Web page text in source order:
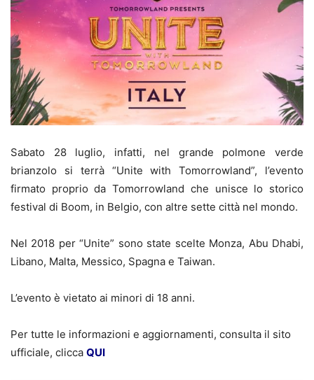
Sabato 28 luglio, infatti, nel grande polmone verde
brianzolo si terrà “Unite with Tomorrowland”, l’evento
firmato proprio da Tomorrowland che unisce lo storico
festival di Boom, in Belgio, con altre sette città nel mondo.
Nel 2018 per “Unite” sono state scelte Monza, Abu Dhabi,
Libano, Malta, Messico, Spagna e Taiwan.
L’evento è vietato ai minori di 18 anni.
Per tutte le informazioni e aggiornamenti, consulta il sito
ufficiale, clicca QUI